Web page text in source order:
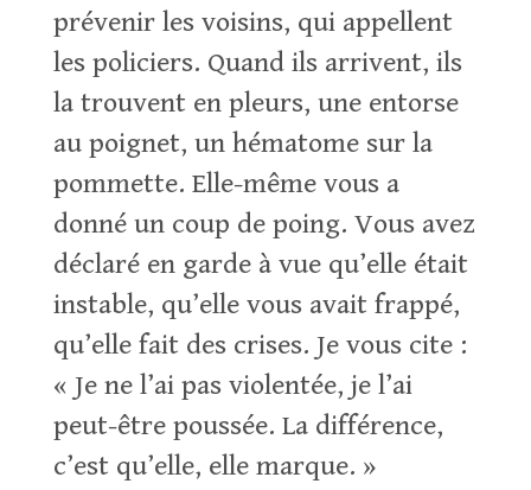
prévenir les voisins, qui appellent
les policiers. Quand ils arrivent, ils
la trouvent en pleurs, une entorse
au poignet, un hématome sur la
pommette. Elle-même vous a
donné un coup de poing. Vous avez
déclaré en garde à vue qu’elle était
instable, qu’elle vous avait frappé,
qu’elle fait des crises. Je vous cite :
« Je ne l’ai pas violentée, je l’ai
peut-être poussée. La différence,
c’est qu’elle, elle marque. »